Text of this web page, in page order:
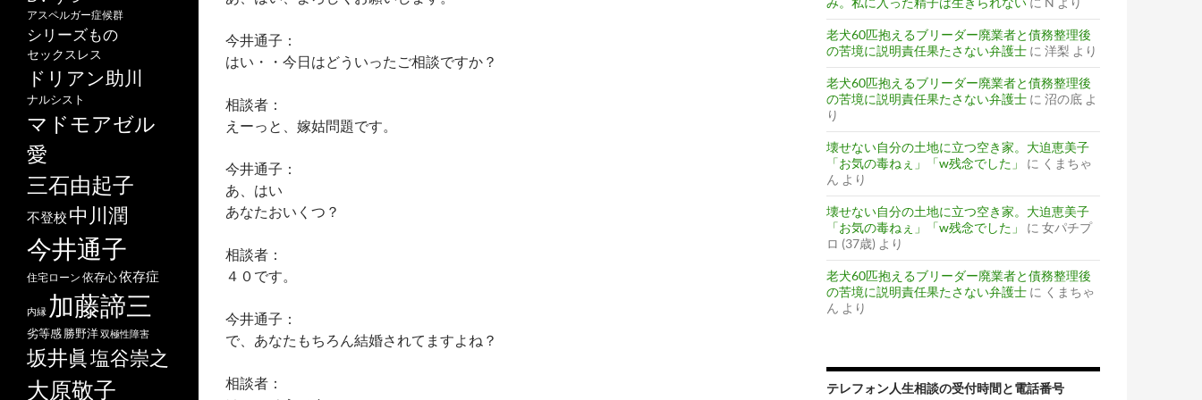
今井通子：
はい・・今日はどういったご相談ですか？
相談者：
えーっと、嫁姑問題です。
今井通子：
あ、はい
あなたおいくつ？
相談者：
４０です。
今井通子：
で、あなたもちろん結婚されてますよね？
相談者：
老犬60匹抱えるブリーダー廃業者と債務整理後
の苦境に説明責任果たさない弁護士 に 洋梨 より
老犬60匹抱えるブリーダー廃業者と債務整理後
の苦境に説明責任果たさない弁護士 に 沼の底 よ
り
壊せない自分の土地に立つ空き家。大迫恵美子
「お気の毒ねぇ」「w残念でした」
に くまちゃ
ん より
壊せない自分の土地に立つ空き家。大迫恵美子
「お気の毒ねぇ」「w残念でした」
に 女パチプ
ロ (37歳) より
老犬60匹抱えるブリーダー廃業者と債務整理後
の苦境に説明責任果たさない弁護士 に くまちゃ
ん より
テレフォン人生相談の受付時間と電話番号
アスペルガー症候群
シリーズもの
セックスレス
ドリアン助川
ナルシスト
マドモアゼル
愛
三石由起子
不登校 中川潤
今井通子
住宅ローン 依存心依存症
内縁 加藤諦三
劣等感勝野洋双極性障害
坂井眞塩谷崇之
大原敬子